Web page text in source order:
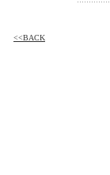
<<BACK